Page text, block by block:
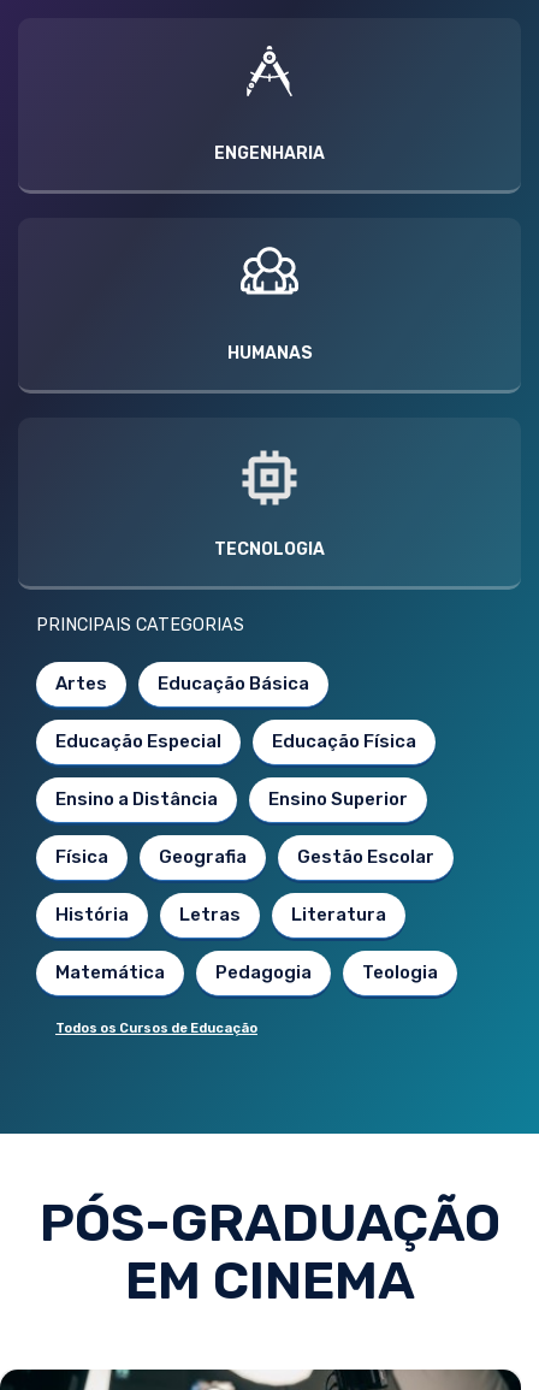
ENGENHARIA
HUMANAS
TECNOLOGIA
PRINCIPAIS CATEGORIAS
Artes Educação Básica
Educação Especial Educação Física
Ensino a Distância Ensino Superior
Física Geografia Gestão Escolar
História Letras Literatura
Matemática Pedagogia Teologia
Todos os Cursos de Educação
PÓS-GRADUAÇÃO
EM CINEMA